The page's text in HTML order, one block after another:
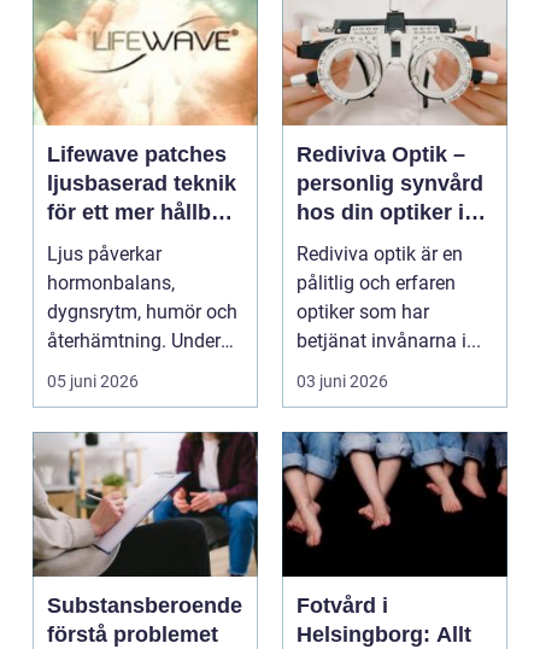
Lifewave patches
ljusbaserad teknik
för ett mer hållbart
välbefinnande
Ljus påverkar
hormonbalans,
dygnsrytm, humör och
återhämtning. Under
senare år har en ny typ
av prod...
05 juni 2026
Rediviva Optik –
personlig synvård
hos din optiker i
Uppsala
Rediviva optik är en
pålitlig och erfaren
optiker som har
betjänat invånarna i...
03 juni 2026
Substansberoende
förstå problemet
Fotvård i
Helsingborg: Allt